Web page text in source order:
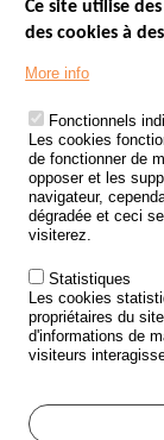
Menu
Footer
LES SITES PUBLICS
ÉTAT DE
TRAITEMENT DES
LA ROUTE
ETUDES ET
APPEL À PROJETS
POLITIQUE DE
Outils
AGENDA
GLOSSAIRE
Ce site utilise
des cookies à
More info
Fonctionnels
Les cookies
de fonctionner de
opposer et les
navigateur,
dégradée et ceci
visiterez.
Statistiques
Les cookies
propriétaires du
d'informations de
visiteurs